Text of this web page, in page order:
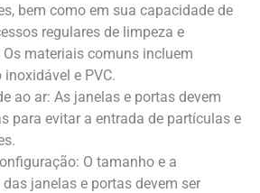
bem como em sua capacidade de
regulares de limpeza e
materiais comuns incluem
e PVC.
ao ar: As janelas e portas devem
para evitar a entrada de partículas e
O tamanho e a
janelas e portas devem ser